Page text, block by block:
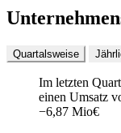
Quartalsweise
Im letzten
einen Umsatz
−6,87 Mio€